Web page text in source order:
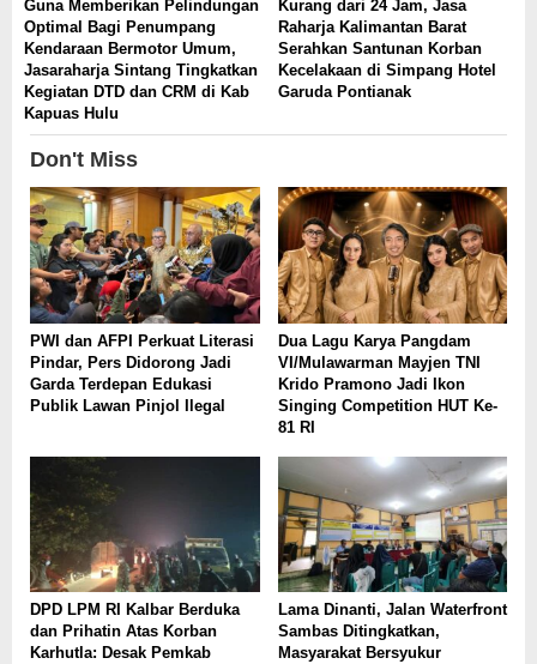
Guna Memberikan Pelindungan
Optimal Bagi Penumpang
Kendaraan Bermotor Umum,
Jasaraharja Sintang Tingkatkan
Kegiatan DTD dan CRM di Kab
Kapuas Hulu
Kurang dari 24 Jam, Jasa
Raharja Kalimantan Barat
Serahkan Santunan Korban
Kecelakaan di Simpang Hotel
Garuda Pontianak
Don't Miss
PWI dan AFPI Perkuat Literasi
Pindar, Pers Didorong Jadi
Garda Terdepan Edukasi
Publik Lawan Pinjol Ilegal
Dua Lagu Karya Pangdam
VI/Mulawarman Mayjen TNI
Krido Pramono Jadi Ikon
Singing Competition HUT Ke-
81 RI
DPD LPM RI Kalbar Berduka
dan Prihatin Atas Korban
Karhutla: Desak Pemkab
Lama Dinanti, Jalan Waterfront
Sambas Ditingkatkan,
Masyarakat Bersyukur